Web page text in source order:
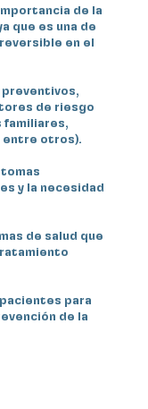
de la
que es una de
en el
de riesgo
familiares,
entre otros).
y la necesidad
de salud que
para
de la